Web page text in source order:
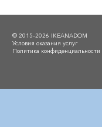
© 2015–2026 IKEANADOM
Условия оказания услуг
Политика конфиденциальности